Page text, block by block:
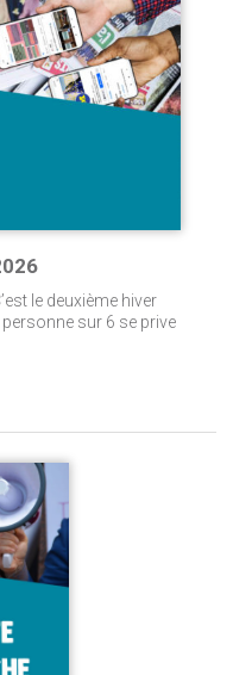
le deuxième hiver
sur 6 se prive